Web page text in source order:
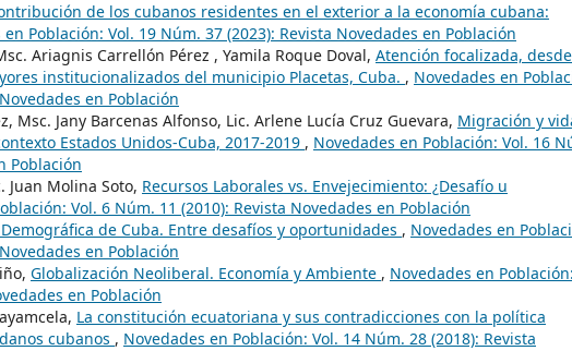
de los cubanos residentes en el exterior a la economía cubana:
en Población: Vol. 19 Núm. 37 (2023): Revista Novedades en Población
Ariagnis Carrellón Pérez , Yamila Roque Doval, Atención focalizada,
institucionalizados del municipio Placetas, Cuba. , Novedades en
en Población
Msc. Jany Barcenas Alfonso, Lic. Arlene Lucía Cruz Guevara, Migración y
Estados Unidos-Cuba, 2017-2019 , Novedades en Población: Vol. 16
Población
Juan Molina Soto, Recursos Laborales vs. Envejecimiento: ¿Desafío u
Vol. 6 Núm. 11 (2010): Revista Novedades en Población
de Cuba. Entre desafíos y oportunidades , Novedades en
en Población
Globalización Neoliberal. Economía y Ambiente , Novedades en Población:
en Población
La constitución ecuatoriana y sus contradicciones con la política
cubanos , Novedades en Población: Vol. 14 Núm. 28 (2018): Revista